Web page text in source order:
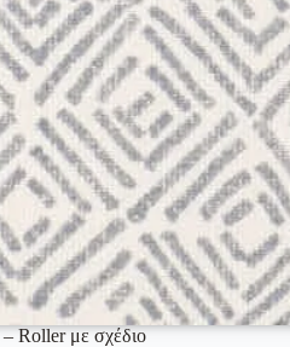
Roller με σχέδιο